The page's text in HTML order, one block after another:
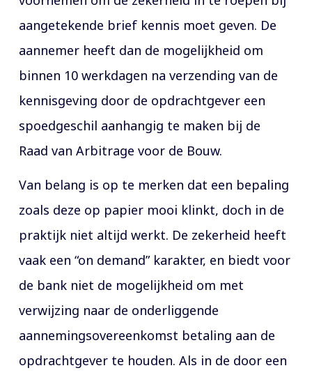
aangetekende brief kennis moet geven. De
aannemer heeft dan de mogelijkheid om
binnen 10 werkdagen na verzending van de
kennisgeving door de opdrachtgever een
spoedgeschil aanhangig te maken bij de
Raad van Arbitrage voor de Bouw.
Van belang is op te merken dat een bepaling
zoals deze op papier mooi klinkt, doch in de
praktijk niet altijd werkt. De zekerheid heeft
vaak een “on demand” karakter, en biedt voor
de bank niet de mogelijkheid om met
verwijzing naar de onderliggende
aannemingsovereenkomst betaling aan de
opdrachtgever te houden. Als in de door een